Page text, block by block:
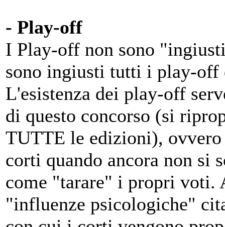
- Play-off
I Play-off non sono
sono ingiusti tutti i play-
L'esistenza dei play-off
di questo concorso (si
TUTTE le edizioni),
corti quando ancora non si
come "tarare" i propri voti.
"influenze psicologiche"